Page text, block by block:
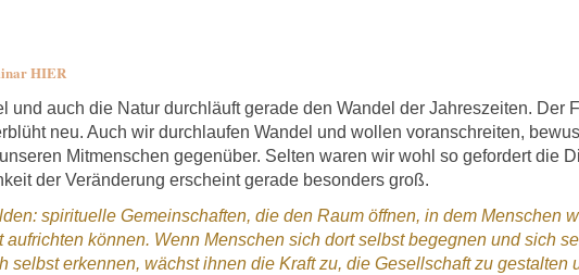
HIER
und auch die Natur durchläuft gerade den Wandel der Jahreszeiten. Der
neu. Auch wir durchlaufen Wandel und wollen voranschreiten,
Mitmenschen gegenüber. Selten waren wir wohl so gefordert die
der Veränderung erscheint gerade besonders groß.
spirituelle Gemeinschaften, die den Raum öffnen, in dem Menschen
aufrichten können. Wenn Menschen sich dortselbst begegnen und sich
selbst erkennen, wächst ihnen die Kraft zu, die Gesellschaft zu gestalten